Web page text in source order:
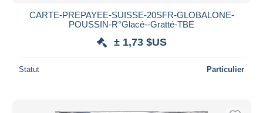
CARTE-PREPAYEE-SUISSE-20SFR-GLOBALONE-
POUSSIN-R°Glacé--Gratté-TBE
± 1,73 $US
Statut Particulier